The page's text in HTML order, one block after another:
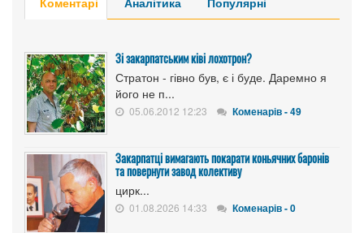
Зі закарпатським ківі лохотрон?
Стратон - гівно був, є і буде. Даремно я
його не п...
05.06.2012 12:23 Коменарів - 49
Закарпатці вимагають покарати коньячних баронів
та повернути завод колективу
цирк...
01.08.2026 14:33 Коменарів - 0